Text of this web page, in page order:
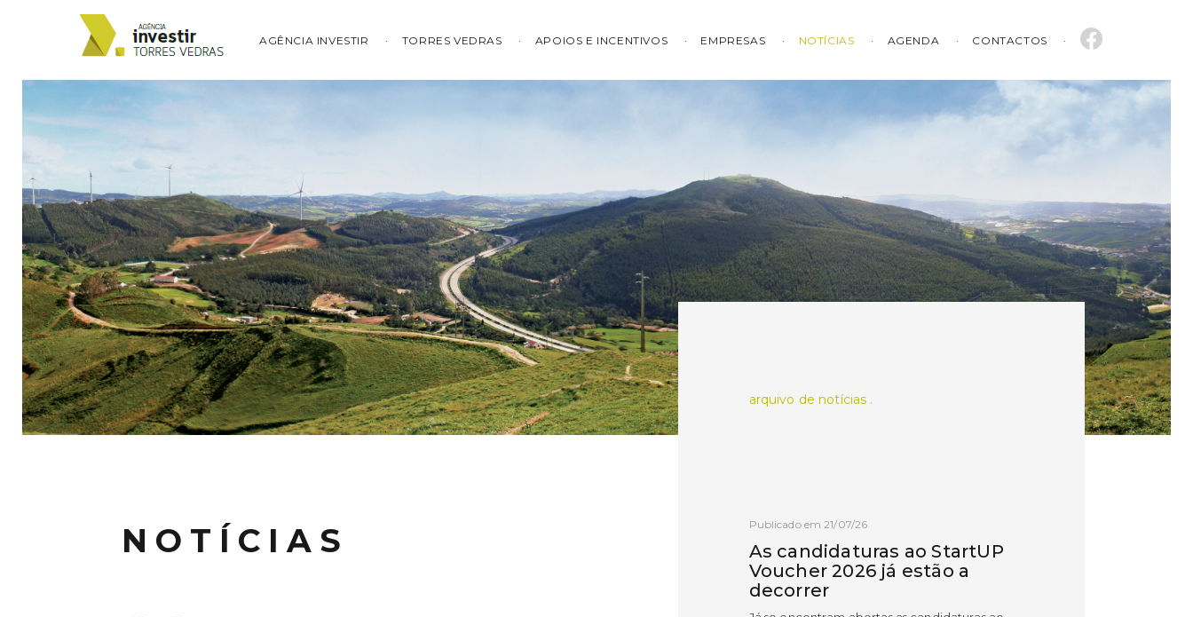
AGÊNCIA INVESTIR TORRES VEDRAS APOIOS E INCENTIVOS EMPRESAS NOTÍCIAS AGENDA CONTACTOS
NOTÍCIAS
arquivo de notícias .
Publicado em 21/07/26
As candidaturas ao StartUP
Voucher 2026 já estão a
decorrer